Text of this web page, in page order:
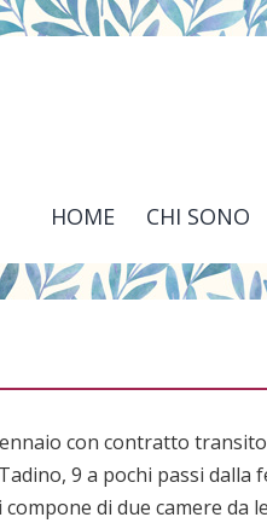
HOME CHI SONO
con contratto
9 a pochi passi
compone di due camere